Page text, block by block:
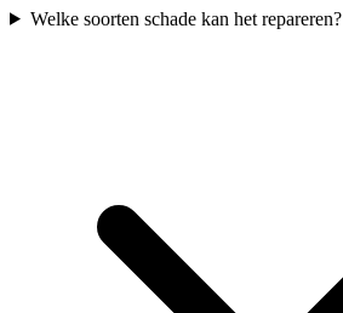
Welke soorten schade kan het repareren?